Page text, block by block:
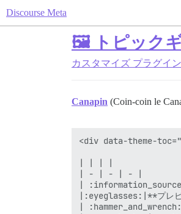
Discourse Meta
🖼️ トピック
カスタマイズ プラグイン
Canapin (Coin-coin le
<div data-theme-
| | | |
| - | - | - |
|
|:eyeglasses:|**プレ
|